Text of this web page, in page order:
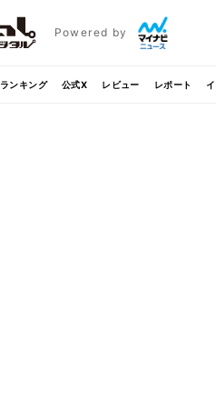
Powered by
ランキング 公式X レビュー レポート